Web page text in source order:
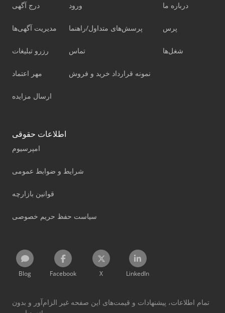
درج آگهی
مدیریت آگهی‌ها
رزرو تبلیغات
مهر اعتماد
ارسال مزایده
ورود
پرسش‌های متداول/راهنما
تماس
نمونه قرارداد خرید و فروش
درباره ما
پرس
شغل‌ها
اطلاعات حقوقی
امپرسیوم
شرایط و ضوابط عمومی
قوانین بازارچه
سیاست حفظ حریم خصوصی
Blog Facebook X LinkedIn
تمام اطلاعات، پیشنهادات و قیمت‌های این صفحه غیر الزام‌آور و بدون